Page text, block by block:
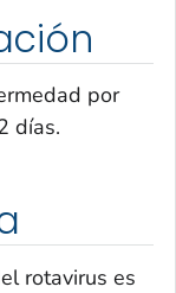
por
días.
rotavirus es